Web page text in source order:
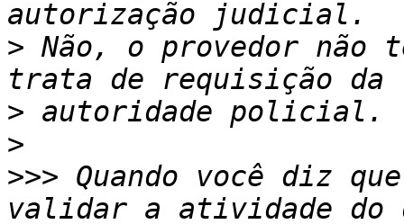
> Não, o provedor não
>
>
>>> Quando você diz